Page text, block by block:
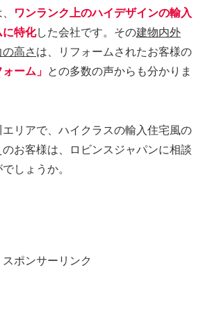
ワンランク上のハイデザインの輸入
に特化した会社です。その建物内外
高さ は、リフォームされたお客様の
ーム」 との多数の声からも分かりま
リアで、ハイクラスの輸入住宅風の
お客様は、ロビンスジャパンに相談
しょうか。
スポンサーリンク